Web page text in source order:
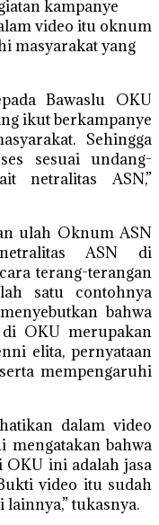
kampanye
video itu oknum
masyarakat yang
Bawaslu OKU
ikut berkampanye
Sehingga
sesuai undang-
netralitas ASN,”
ulah Oknum ASN
ASN di
terang-terangan
satu contohnya
bahwa
OKU merupakan
elita, pernyataan
mempengaruhi
dalam video
mengatakan bahwa
OKU ini adalah jasa
video itu sudah
tukasnya.